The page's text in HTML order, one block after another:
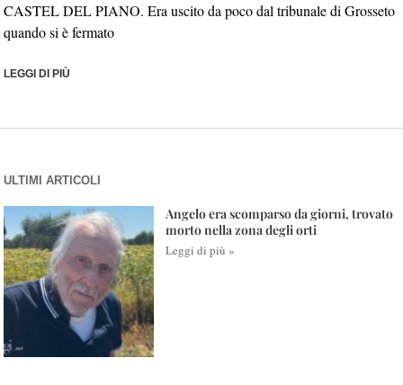
CASTEL DEL PIANO. Era uscito da poco dal tribunale di Grosseto
quando si è fermato
LEGGI DI PIÙ
ULTIMI ARTICOLI
Angelo era scomparso da giorni, trovato
morto nella zona degli orti
Leggi di più »